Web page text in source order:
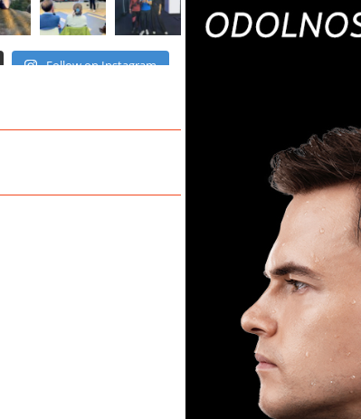
Follow on Instagram